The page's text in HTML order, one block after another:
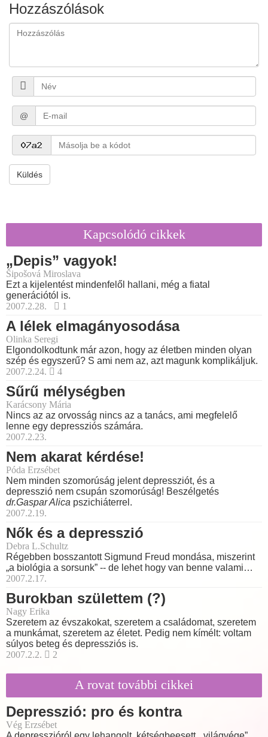
Hozzászólások
@
Küldés
Kapcsolódó cikkek
„Depis” vagyok!
Šipošová Miroslava
Ezt a kijelentést mindenfelől hallani, még a fiatal
generációtól is.
2007.2.28.
1
A lélek elmagányosodása
Olinka Seregi
Elgondolkodtunk már azon, hogy az életben minden olyan
szép és egyszerű? S ami nem az, azt magunk komplikáljuk.
2007.2.24.
4
Sűrű mélységben
Karácsony Mária
Nincs az az orvosság nincs az a tanács, ami megfelelő
lenne egy depressziós számára.
2007.2.23.
Nem akarat kérdése!
Póda Erzsébet
Nem minden szomorúság jelent depressziót, és a
depresszió nem csupán szomorúság! Beszélgetés
dr.Gaspar Alica pszichiáterrel.
2007.2.19.
Nők és a depresszió
Debra L.Schultz
Régebben bosszantott Sigmund Freud mondása, miszerint
„a biológia a sorsunk” -- de lehet hogy van benne valami…
2007.2.17.
Burokban születtem (?)
Nagy Erika
Szeretem az évszakokat, szeretem a családomat, szeretem
a munkámat, szeretem az életet. Pedig nem kímélt: voltam
súlyos beteg és depressziós is.
2007.2.2.
2
A rovat további cikkei
Depresszió: pro és kontra
Vég Erzsébet